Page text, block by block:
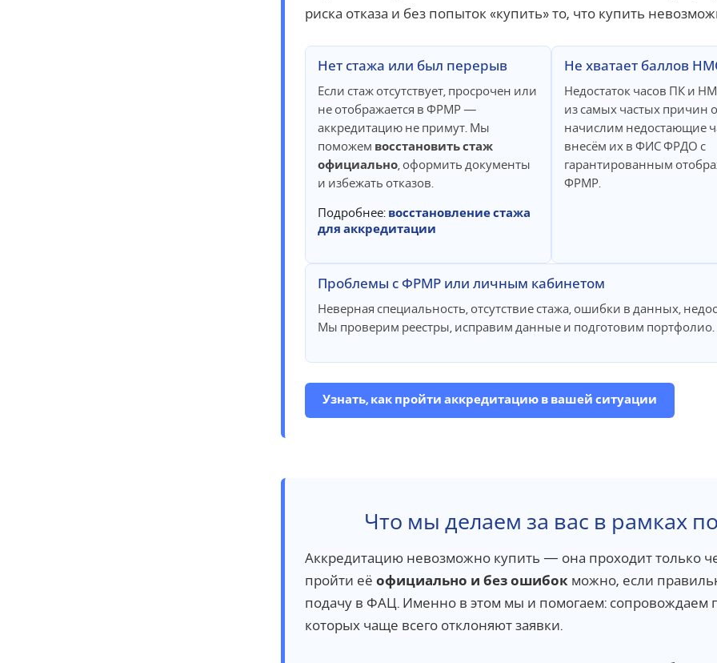
риска отказа и без попыток «купить» то, что купить
Нет стажа или был перерыв
Если стаж отсутствует, просрочен или
не отображается в ФРМР —
аккредитацию не примут. Мы
поможем восстановить стаж
официально, оформить документы
и избежать отказов.
Подробнее: восстановление стажа
для аккредитации
Не хватает баллов
Недостаток часов ПК и
из самых частых причин
начислим недостающие
внесём их в ФИС ФРДО с
гарантированным
ФРМР.
Проблемы с ФРМР или личным кабинетом
Неверная специальность, отсутствие стажа, ошибки в данных,
Мы проверим реестры, исправим данные и подготовим портфолио.
Узнать, как пройти аккредитацию в вашей ситуации
Что мы делаем за вас в рамках
Аккредитацию невозможно купить — она проходит только
пройти её официально и без ошибок можно, если
подачу в ФАЦ. Именно в этом мы и помогаем: сопровождаем
которых чаще всего отклоняют заявки.